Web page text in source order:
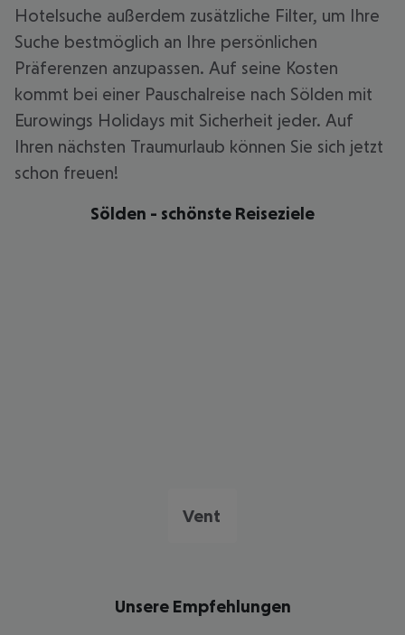
Hotelsuche außerdem zusätzliche Filter, um Ihre
Suche bestmöglich an Ihre persönlichen
Präferenzen anzupassen. Auf seine Kosten
kommt bei einer Pauschalreise nach Sölden mit
Eurowings Holidays mit Sicherheit jeder. Auf
Ihren nächsten Traumurlaub können Sie sich jetzt
schon freuen!
Sölden - schönste Reiseziele
Vent
Unsere Empfehlungen